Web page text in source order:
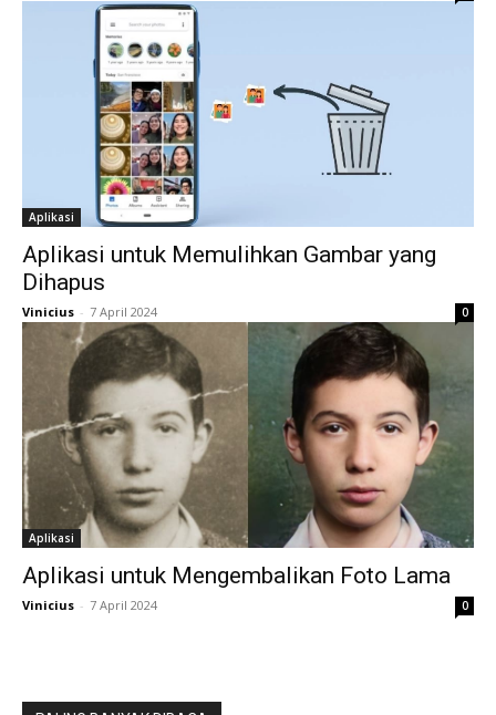
Aplikasi
Aplikasi untuk Memulihkan Gambar yang
Dihapus
Vinicius - 7 April 2024 0
Aplikasi
Aplikasi untuk Mengembalikan Foto Lama
Vinicius - 7 April 2024 0